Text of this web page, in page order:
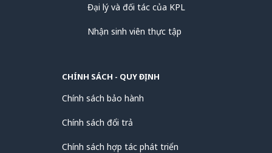
Hoạt động ổn định trong nhiều môi trường
ứng dụng dân dụng và công nghiệp nhẹ
Đại lý và đối tác của KPL
Nhận sinh viên thực tập
CHÍNH SÁCH - QUY ĐỊNH
Chính sách bảo hành
Chính sách đổi trả
Chính sách hợp tác phát triển